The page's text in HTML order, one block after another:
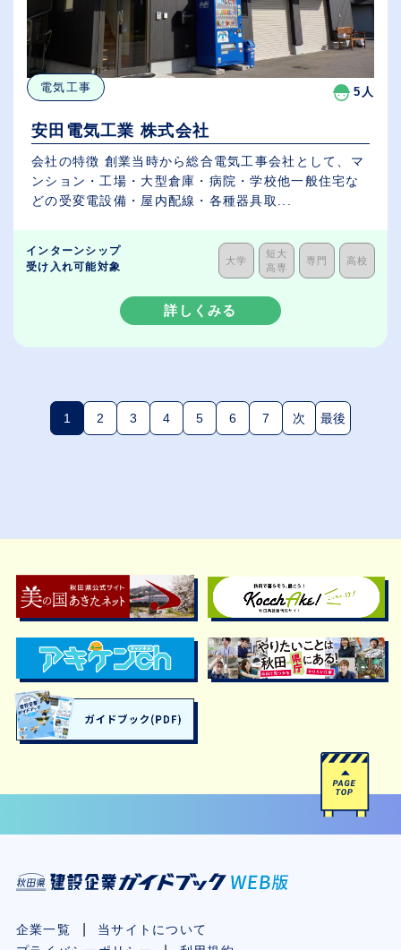
電気工事 5人
安田電気工業 株式会社
会社の特徴 創業当時から総合電気工事会社として、マ
ンション・工場・大型倉庫・病院・学校他一般住宅な
どの受変電設備・屋内配線・各種器具取...
インターンシップ
受け入れ可能対象
大学
短大
高専
専門 高校
詳しくみる
1(現在のページ)
2 3 4 5 6 7 次 最後
企業一覧
当サイトについて